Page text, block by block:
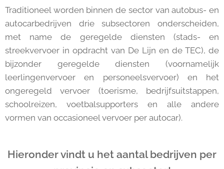
Traditioneel worden binnen de sector van autobus- en
autocarbedrijven drie subsectoren onderscheiden,
met name de geregelde diensten (stads- en
streekvervoer in opdracht van De Lijn en de TEC), de
bijzonder geregelde diensten (voornamelijk
leerlingenvervoer en personeelsvervoer) en het
ongeregeld vervoer (toerisme, bedrijfsuitstappen,
schoolreizen, voetbalsupporters en alle andere
vormen van occasioneel vervoer per autocar).
Hieronder vindt u het aantal bedrijven per